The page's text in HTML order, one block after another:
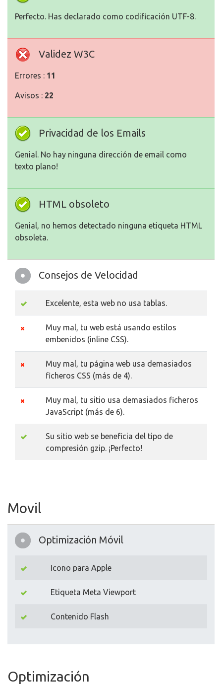
Perfecto. Has declarado como codificación UTF-8.
Validez W3C
Errores : 11
Avisos : 22
Privacidad de los Emails
Genial. No hay ninguna dirección de email como
texto plano!
HTML obsoleto
Genial, no hemos detectado ninguna etiqueta HTML
obsoleta.
Consejos de Velocidad
Excelente, esta web no usa tablas.
Muy mal, tu web está usando estilos
embenidos (inline CSS).
Muy mal, tu página web usa demasiados
ficheros CSS (más de 4).
Muy mal, tu sitio usa demasiados ficheros
JavaScript (más de 6).
Su sitio web se beneficia del tipo de
compresión gzip. ¡Perfecto!
Movil
Optimización Móvil
Icono para Apple
Etiqueta Meta Viewport
Contenido Flash
Optimización